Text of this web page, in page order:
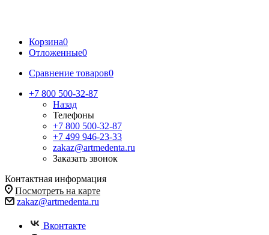
Корзина0
Отложенные0
Сравнение товаров0
+7 800 500-32-87
Назад
Телефоны
+7 800 500-32-87
+7 499 946-23-33
zakaz@artmedenta.ru
Заказать звонок
Контактная информация
Посмотреть на карте
zakaz@artmedenta.ru
Вконтакте